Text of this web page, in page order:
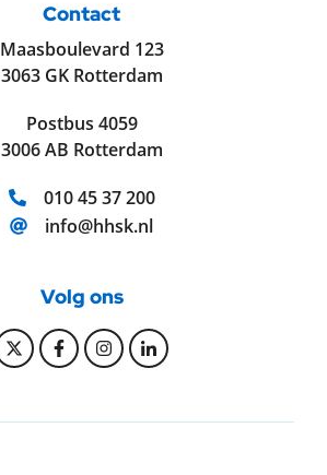
Contact
Maasboulevard 123
3063 GK Rotterdam
Postbus 4059
3006 AB Rotterdam
Telefoonnummer:
010 45 37 200
E-mailadres:
info@hhsk.nl
Volg ons
Bekijk onze Twitter pagina
Bekijk onze Facebook
Bekijk onze Instagram
Bekijk onze